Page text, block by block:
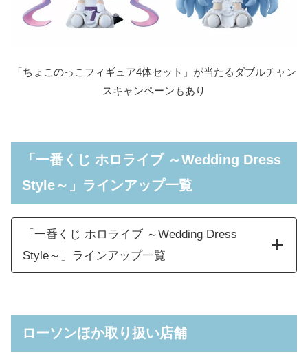
「ちょこのっこフィギュア4体セット」が当たるダブルチャン
スキャンペーンもあり
「一番くじ ホロライブ ～Wedding Dress
Style～」ラインアップ一覧
「一番くじ ホロライブ ～Wedding Dress
Style～」ラインアップ一覧
ローソンほか取り扱い店舗